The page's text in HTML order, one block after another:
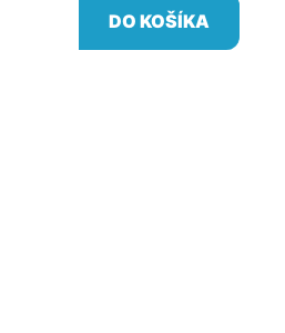
DO KOŠÍKA